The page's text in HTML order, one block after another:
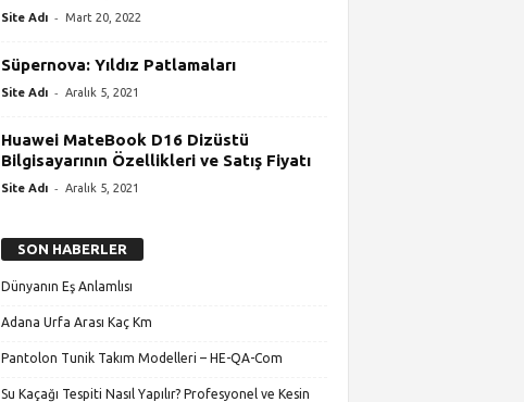
Site Adı - Mart 20, 2022
Süpernova: Yıldız Patlamaları
Site Adı - Aralık 5, 2021
Huawei MateBook D16 Dizüstü
Bilgisayarının Özellikleri ve Satış Fiyatı
Site Adı - Aralık 5, 2021
SON HABERLER
Dünyanın Eş Anlamlısı
Adana Urfa Arası Kaç Km
Pantolon Tunik Takım Modelleri – HE-QA-Com
Su Kaçağı Tespiti Nasıl Yapılır? Profesyonel ve Kesin